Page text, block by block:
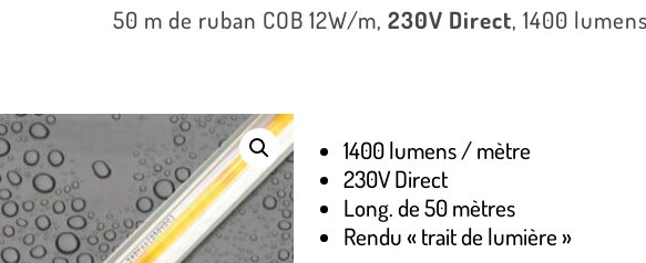
50 m de ruban COB 12W/m, 230V Direct, 1400
1400 lumens / mètre
230V Direct
Long. de 50 mètres
Rendu « trait de lumière »